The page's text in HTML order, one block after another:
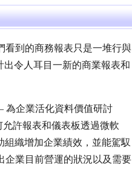
看到的商務報表只是一堆行與
出令人耳目一新的商業報表和
為企業活化資料價值研討
允許報表和儀表板透過微軟
織增加企業績效，並能駕馭
企業目前營運的狀況以及需要